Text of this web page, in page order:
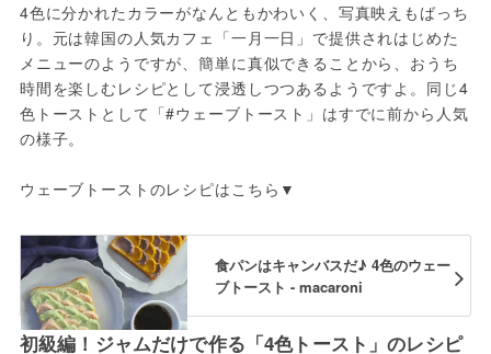
4色に分かれたカラーがなんともかわいく、写真映えもばっち
り。元は韓国の人気カフェ「一月一日」で提供されはじめた
メニューのようですが、簡単に真似できることから、おうち
時間を楽しむレシピとして浸透しつつあるようですよ。同じ4
色トーストとして「#ウェーブトースト」はすでに前から人気
の様子。
ウェーブトーストのレシピはこちら▼
食パンはキャンバスだ♪ 4色のウェー
ブトースト - macaroni
初級編！ジャムだけで作る「4色トースト」のレシピ